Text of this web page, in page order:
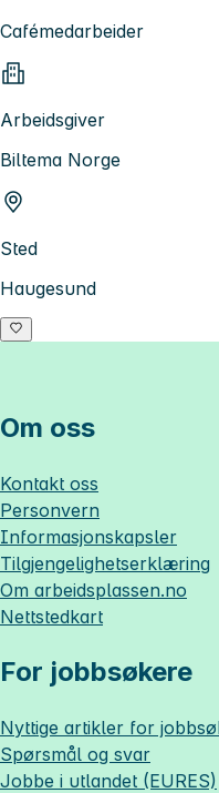
Cafémedarbeider
Arbeidsgiver
Biltema Norge
Sted
Haugesund
Om oss
Kontakt oss
Personvern
Informasjonskapsler
Tilgjengelighetserklæring
Om arbeidsplassen.no
Nettstedkart
For jobbsøkere
Nyttige artikler for
Spørsmål og svar
Jobbe i utlandet (EURES)